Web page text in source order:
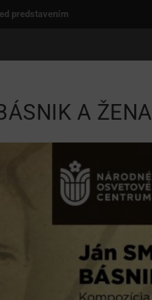
predstavením
A ŽENA